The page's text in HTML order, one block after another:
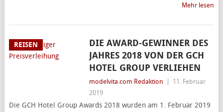
Mehr lesen
REISEN
DIE AWARD-GEWINNER DES
JAHRES 2018 VON DER GCH
HOTEL GROUP VERLIEHEN
modelvita.com Redaktion
11. Februar
2019
Die GCH Hotel Group Awards 2018 wurden am 1. Februar 2019